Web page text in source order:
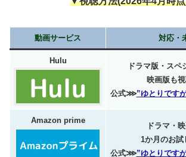
動画サービス 対応・
Hulu
ドラマ版・スペ
映画版も
公式⋙”ゆとりです
Amazon prime
ドラマ・
1か月のお試
公式⋙”ゆとりです